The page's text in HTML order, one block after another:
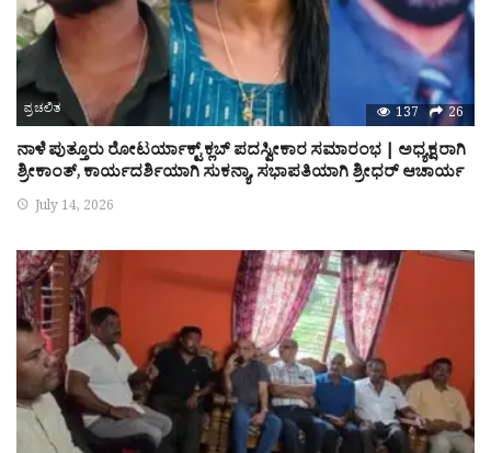
ಪ್ರಚಲಿತ 137 26
ನಾಳೆ ಪುತ್ತೂರು ರೋಟರ್ಯಾಕ್ಟ್ ಕ್ಲಬ್ ಪದಸ್ವೀಕಾರ ಸಮಾರಂಭ | ಅಧ್ಯಕ್ಷರಾಗಿ
ಶ್ರೀಕಾಂತ್, ಕಾರ್ಯದರ್ಶಿಯಾಗಿ ಸುಕನ್ಯಾ, ಸಭಾಪತಿಯಾಗಿ ಶ್ರೀಧರ್ ಆಚಾರ್ಯ
July 14, 2026